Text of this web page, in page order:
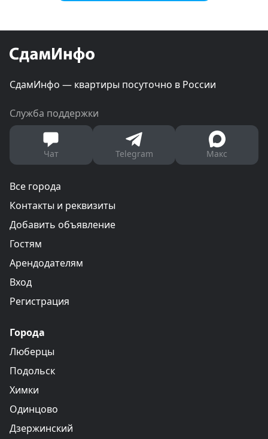
СдамИнфо — квартиры посуточно в России
Служба поддержки
Чат Telegram Макс
Все города
Контакты и реквизиты
Добавить объявление
Гостям
Арендодателям
Вход
Регистрация
Города
Люберцы
Подольск
Химки
Одинцово
Дзержинский